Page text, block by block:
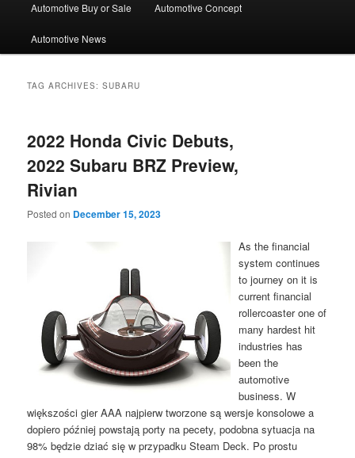
Automotive Buy or Sale Automotive Concept
Automotive News
TAG ARCHIVES:SUBARU
2022 Honda Civic Debuts,
2022 Subaru BRZ Preview,
Rivian
Posted on December 15, 2023
As the financial
system continues
to journey on it is
current financial
rollercoaster one of
many hardest hit
industries has
been the
automotive
business. W
większości gier AAA najpierw tworzone są wersje konsolowe a
dopiero później powstają porty na pecety, podobna sytuacja na
98% będzie dziać się w przypadku Steam Deck. Po prostu